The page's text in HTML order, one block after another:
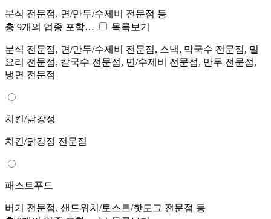
분식 전문점, 면/만두/수제비 전문점 등
총 9개의 업종 포함…
목록보기
분식 전문점, 면/만두/수제비 전문점, 스낵, 막국수 전문점, 밀
요리 전문점, 칼국수 전문점, 면/수제비 전문점, 만두 전문점,
냉면 전문점
치킨/닭강정
치킨/닭강정 전문점
패스트푸드
버거 전문점, 샌드위치/토스트/핫도그 전문점 등